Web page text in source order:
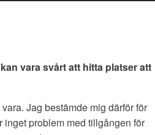
vara svårt att hitta platser att
Jag bestämde mig därför för
inget problem med tillgången för